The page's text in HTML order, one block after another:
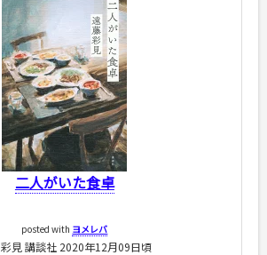
二人がいた食卓
posted with ヨメレバ
見 講談社 2020年12月09日頃